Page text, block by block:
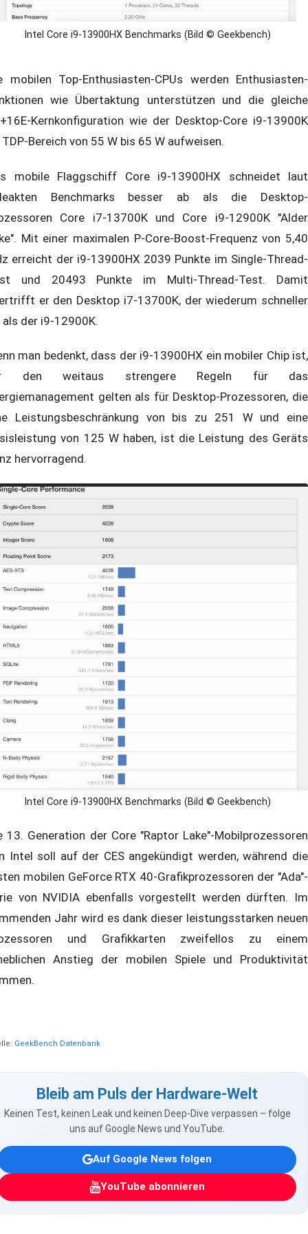
Intel Core i9-13900HX Benchmarks (Bild © Geekbench)
mobilen Top-Enthusiasten-CPUs werden Enthusiasten-
wie Übertaktung unterstützen und die gleiche
Kernkonfiguration wie der Desktop-Core i9-13900K
Bereich von 55 W bis 65 W aufweisen.
mobile Flaggschiff Core i9-13900HX schneidet laut
Benchmarks besser ab als die Desktop-
Core i7-13700K und Core i9-12900K "Alder
Mit einer maximalen P-Core-Boost-Frequenz von 5,40
erreicht der i9-13900HX 2039 Punkte im Single-Thread-
und 20493 Punkte im Multi-Thread-Test. Damit
er den Desktop i7-13700K, der wiederum schneller
der i9-12900K.
man bedenkt, dass der i9-13900HX ein mobiler Chip ist,
den weitaus strengere Regeln für das
gelten als für Desktop-Prozessoren, die
Leistungsbeschränkung von bis zu 251 W und eine
von 125 W haben, ist die Leistung des Geräts
hervorragend.
Intel Core i9-13900HX Benchmarks (Bild © Geekbench)
13. Generation der Core "Raptor Lake"-Mobilprozessoren
Intel soll auf der CES angekündigt werden, während die
mobilen GeForce RTX 40-Grafikprozessoren der "Ada"-
von NVIDIA ebenfalls vorgestellt werden dürften. Im
Jahr wird es dank dieser leistungsstarken neuen
und Grafikkarten zweifellos zu einem
Anstieg der mobilen Spiele und Produktivität
GeekBench Datenbank
Bleib am Puls der Hardware-Welt
Keinen Test, keinen Leak und keinen Deep-Dive verpassen – folge
uns auf Google News und YouTube.
Auf Google News folgen
YouTube abonnieren